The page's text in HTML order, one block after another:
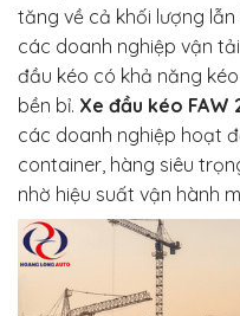
tăng về cả khối lượng
các doanh nghiệp vận
đầu kéo có khả năng
bền bỉ. Xe đầu kéo FAW
các doanh nghiệp hoạt
container, hàng siêu
nhờ hiệu suất vận hành